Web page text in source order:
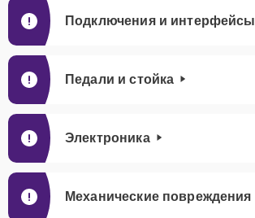
Подключения и интерфейсы
Педали и стойка
Электроника
Механические повреждения